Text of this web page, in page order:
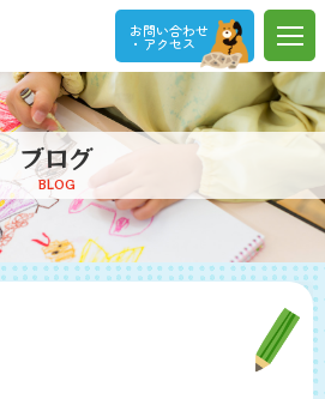
お問い合わせ
・アクセス
ブログ
BLOG